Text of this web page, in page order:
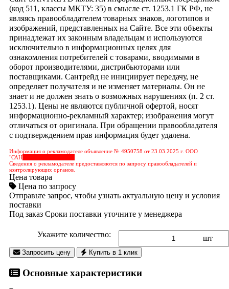
(код 511, классы МКТУ: 35) в смысле ст. 1253.1 ГК РФ, не
являясь правообладателем товарных знаков, логотипов и
изображений, представленных на Сайте. Все эти объекты
принадлежат их законным владельцам и используются
исключительно в информационных целях для
ознакомления потребителей с товарами, вводимыми в
оборот производителями, дистрибьюторами или
поставщиками. Сантрейд не инициирует передачу, не
определяет получателя и не изменяет материалы. Он не
знает и не должен знать о возможных нарушениях (п. 2 ст.
1253.1). Цены не являются публичной офертой, носят
информационно-рекламный характер; изображения могут
отличаться от оригинала. При обращении правообладателя
с подтверждением прав информация будет удалена.
Информация о рекламодателе объявление № 4950758 от 23.03.2025 г. ООО
"САН
Сведения о рекламодателе предоставляются по запросу правообладателей и
контролирующих органов.
Цена товара
Цена по запросу
Отправьте запрос, чтобы узнать актуальную цену и условия
поставки
Под заказ Сроки поставки уточните у менеджера
Укажите количество: шт
Запросить цену Купить в 1 клик
Основные характеристики